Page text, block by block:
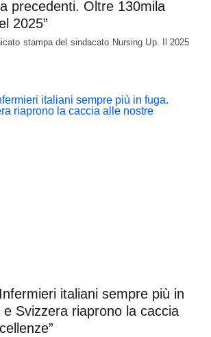
precedenti. Oltre 130mila
2025”
stampa del sindacato Nursing Up. Il 2025
italiani sempre più in
Svizzera riaprono la caccia